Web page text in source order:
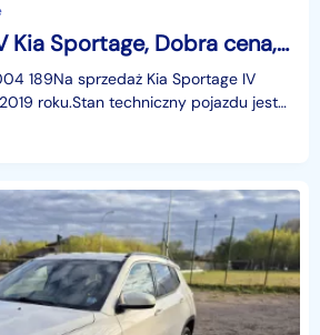
Kia Sportage IV Kia Sportage, Dobra cena, Idealne auto
189Na sprzedaż Kia Sportage IV
roku.Stan techniczny pojazdu jest
żadnych usterek. Auto